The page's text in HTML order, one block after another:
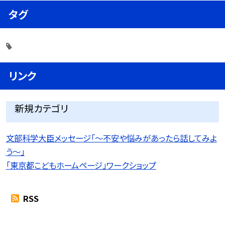
タグ
リンク
新規カテゴリ
文部科学大臣メッセージ「〜不安や悩みがあったら話してみよ
う〜」
「東京都こどもホームページ」ワークショップ
RSS